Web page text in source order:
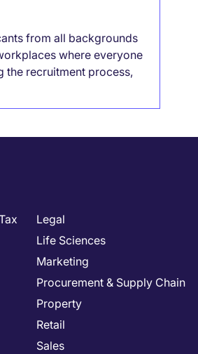
from all backgrounds
where everyone
the recruitment process,
Legal
Life Sciences
Marketing
Procurement & Supply Chain
Property
Retail
Sales